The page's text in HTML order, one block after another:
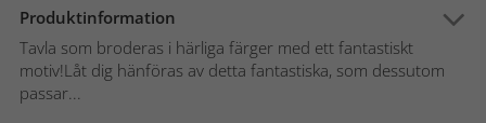
Produktinformation
Tavla som broderas i härliga färger med ett fantastiskt
motiv!Låt dig hänföras av detta fantastiska, som dessutom
passar...